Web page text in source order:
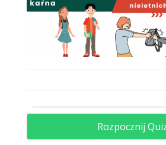
Rozpocznij